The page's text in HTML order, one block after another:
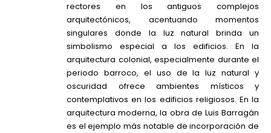
rectores en los antiguos complejos
arquitectónicos, acentuando momentos
singulares donde la luz natural brinda un
simbolismo especial a los edificios. En la
arquitectura colonial, especialmente durante el
periodo barroco, el uso de la luz natural y
oscuridad ofrece ambientes místicos y
contemplativos en los edificios religiosos. En la
arquitectura moderna, la obra de Luis Barragán
es el ejemplo más notable de incorporación de